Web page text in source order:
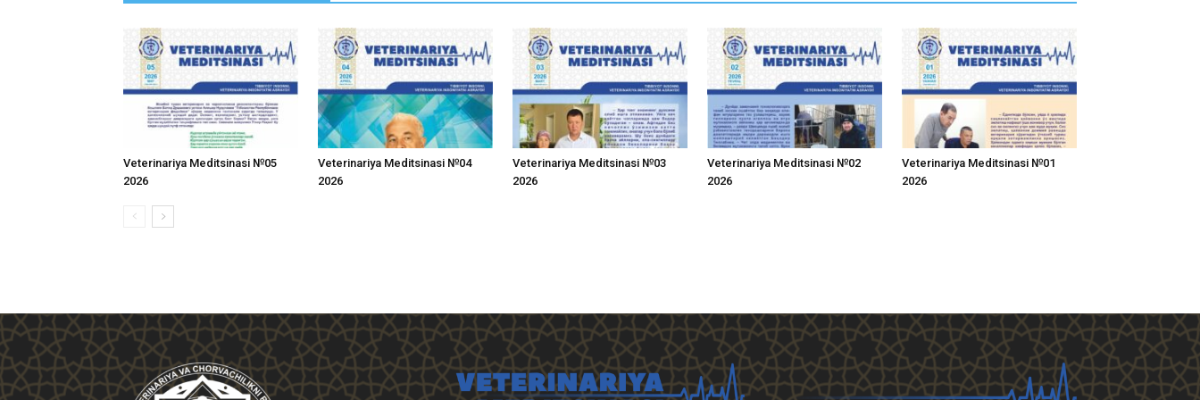
Veterinariya Meditsinasi №05
2026
Veterinariya Meditsinasi №04
2026
Veterinariya Meditsinasi №03
2026
Veterinariya Meditsinasi №02
2026
Veterinariya Meditsinasi №01
2026